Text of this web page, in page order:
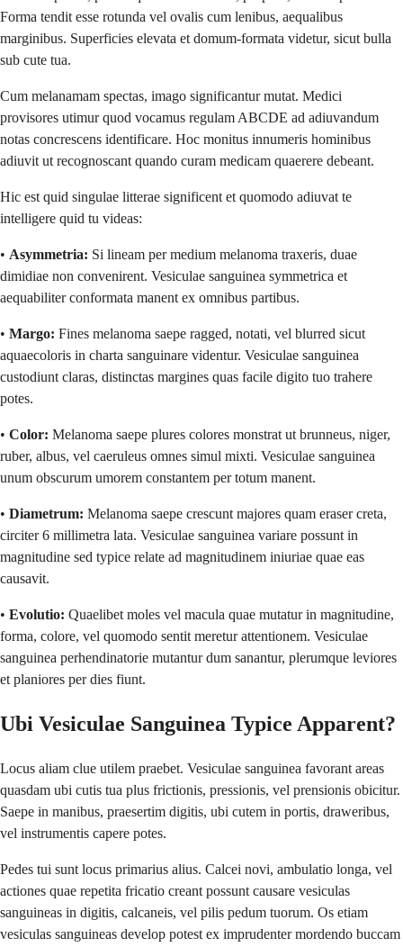
Forma tendit esse rotunda vel ovalis cum lenibus, aequalibus
marginibus. Superficies elevata et domum-formata videtur, sicut bulla
sub cute tua.
Cum melanamam spectas, imago significantur mutat. Medici
provisores utimur quod vocamus regulam ABCDE ad adiuvandum
notas concrescens identificare. Hoc monitus innumeris hominibus
adiuvit ut recognoscant quando curam medicam quaerere debeant.
Hic est quid singulae litterae significent et quomodo adiuvat te
intelligere quid tu videas:
• Asymmetria: Si lineam per medium melanoma traxeris, duae
dimidiae non convenirent. Vesiculae sanguinea symmetrica et
aequabiliter conformata manent ex omnibus partibus.
• Margo: Fines melanoma saepe ragged, notati, vel blurred sicut
aquaecoloris in charta sanguinare videntur. Vesiculae sanguinea
custodiunt claras, distinctas margines quas facile digito tuo trahere
potes.
• Color: Melanoma saepe plures colores monstrat ut brunneus, niger,
ruber, albus, vel caeruleus omnes simul mixti. Vesiculae sanguinea
unum obscurum umorem constantem per totum manent.
• Diametrum: Melanoma saepe crescunt majores quam eraser creta,
circiter 6 millimetra lata. Vesiculae sanguinea variare possunt in
magnitudine sed typice relate ad magnitudinem iniuriae quae eas
causavit.
• Evolutio: Quaelibet moles vel macula quae mutatur in magnitudine,
forma, colore, vel quomodo sentit meretur attentionem. Vesiculae
sanguinea perhendinatorie mutantur dum sanantur, plerumque leviores
et planiores per dies fiunt.
Ubi Vesiculae Sanguinea Typice Apparent?
Locus aliam clue utilem praebet. Vesiculae sanguinea favorant areas
quasdam ubi cutis tua plus frictionis, pressionis, vel prensionis obicitur.
Saepe in manibus, praesertim digitis, ubi cutem in portis, draweribus,
vel instrumentis capere potes.
Pedes tui sunt locus primarius alius. Calcei novi, ambulatio longa, vel
actiones quae repetita fricatio creant possunt causare vesiculas
sanguineas in digitis, calcaneis, vel pilis pedum tuorum. Os etiam
vesiculas sanguineas develop potest ex imprudenter mordendo buccam